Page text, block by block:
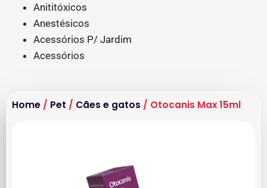
Anititóxicos
Anestésicos
Acessórios P/ Jardim
Acessórios
Home / Pet / Cães e gatos / Otocanis Max 15ml